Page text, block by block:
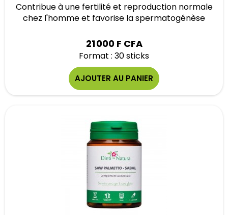
Contribue à une fertilité et reproduction normale
chez l'homme et favorise la spermatogénèse
21 000 F CFA
Format : 30 sticks
AJOUTER AU PANIER